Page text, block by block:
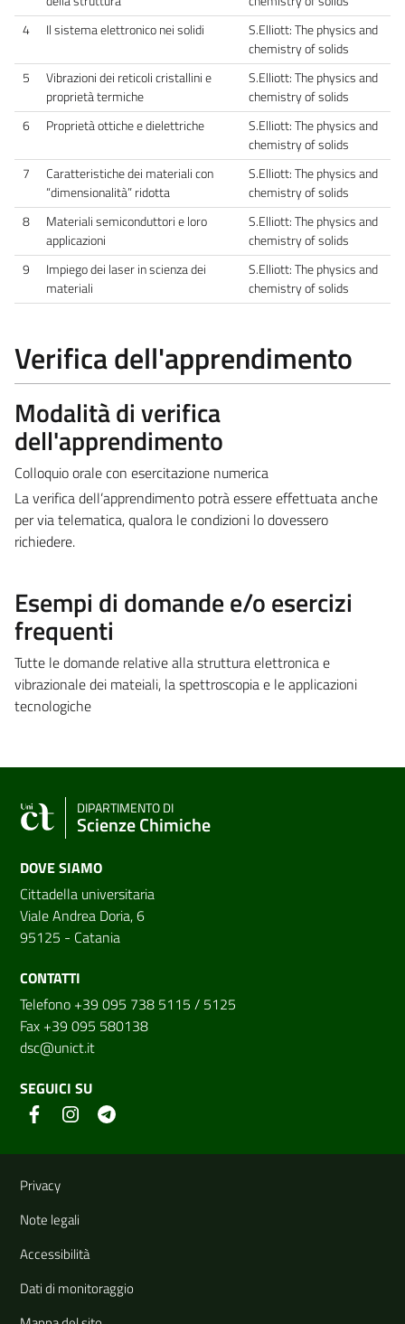
4
Il sistema elettronico nei solidi
S.Elliott: The physics and
chemistry of solids
5
Vibrazioni dei reticoli cristallini e
proprietà termiche
S.Elliott: The physics and
chemistry of solids
6
Proprietà ottiche e dielettriche
S.Elliott: The physics and
chemistry of solids
7
Caratteristiche dei materiali con
“dimensionalità” ridotta
S.Elliott: The physics and
chemistry of solids
8
Materiali semiconduttori e loro
applicazioni
S.Elliott: The physics and
chemistry of solids
9
Impiego dei laser in scienza dei
materiali
S.Elliott: The physics and
chemistry of solids
Verifica dell'apprendimento
Modalità di verifica
dell'apprendimento
Colloquio orale con esercitazione numerica
La verifica dell’apprendimento potrà essere effettuata anche
per via telematica, qualora le condizioni lo dovessero
richiedere.
Esempi di domande e/o esercizi
frequenti
Tutte le domande relative alla struttura elettronica e
vibrazionale dei mateiali, la spettroscopia e le applicazioni
tecnologiche
DIPARTIMENTO DI
Scienze Chimiche
DOVE SIAMO
Cittadella universitaria
Viale Andrea Doria, 6
95125 - Catania
CONTATTI
Telefono +39 095 738 5115 / 5125
Fax +39 095 580138
dsc@unict.it
SEGUICI SU
Link e informazioni utili
Privacy
Note legali
Accessibilità
Dati di monitoraggio